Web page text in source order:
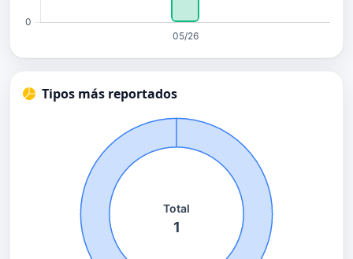
Tipos más reportados